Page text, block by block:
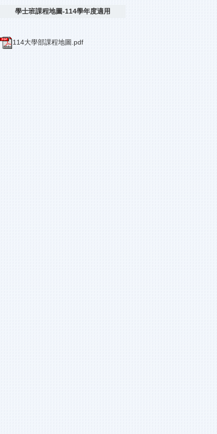
學士班課程地圖-114學年度適用
114大學部課程地圖.pdf